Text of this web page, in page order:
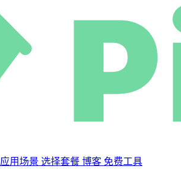
应用场景 选择套餐 博客 免费工具